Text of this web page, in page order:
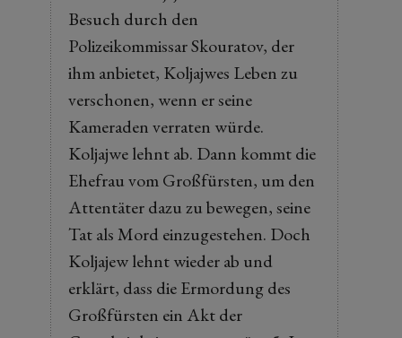
Besuch durch den
Polizeikommissar Skouratov, der
ihm anbietet, Koljajwes Leben zu
verschonen, wenn er seine
Kameraden verraten würde.
Koljajwe lehnt ab. Dann kommt die
Ehefrau vom Großfürsten, um den
Attentäter dazu zu bewegen, seine
Tat als Mord einzugestehen. Doch
Koljajew lehnt wieder ab und
erklärt, dass die Ermordung des
Großfürsten ein Akt der